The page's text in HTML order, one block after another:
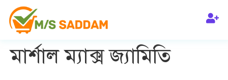
মার্শাল ম্যাক্স জ্যামিতি